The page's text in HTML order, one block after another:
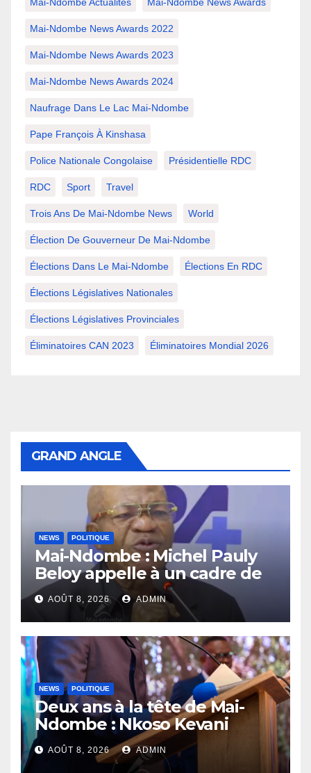
Mai-Ndombe Actualités Mai-Ndombe News Awards
Mai-Ndombe News Awards 2022
Mai-Ndombe News Awards 2023
Mai-Ndombe News Awards 2024
Naufrage Dans Le Lac Mai-Ndombe
Pape François À Kinshasa
Police Nationale Congolaise Présidentielle RDC
RDC Sport Travel
Trois Ans De Mai-Ndombe News World
Élection De Gouverneur De Mai-Ndombe
Élections Dans Le Mai-Ndombe Élections En RDC
Élections Législatives Nationales
Élections Législatives Provinciales
Éliminatoires CAN 2023 Éliminatoires Mondial 2026
GRAND ANGLE
NEWS POLITIQUE
Mai-Ndombe : Michel Pauly
Beloy appelle à un cadre de
concertation avant la tenue
du dialogue inclusif
AOÛT 8, 2026 ADMIN
NEWS POLITIQUE
Deux ans à la tête de Mai-
Ndombe : Nkoso Kevani
défend son bilan et fait de la
sécurité sa priorité
AOÛT 8, 2026 ADMIN